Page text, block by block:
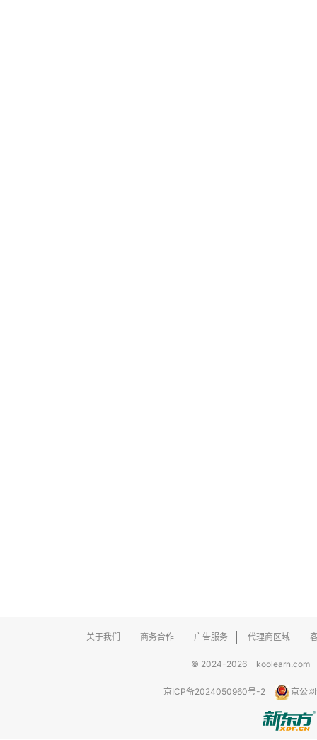
关于我们 商务合作 广告服务 代理商区域
© 2024-2026 koolearn.com
京ICP备2024050960号-2 京公